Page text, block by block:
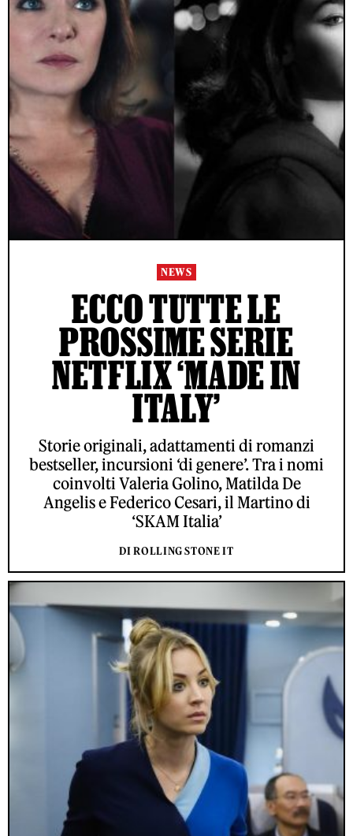
NEWS
ECCO TUTTE LE
PROSSIME SERIE
NETFLIX ‘MADE IN
ITALY’
Storie originali, adattamenti di romanzi
bestseller, incursioni ‘di genere’. Tra i nomi
coinvolti Valeria Golino, Matilda De
Angelis e Federico Cesari, il Martino di
‘SKAM Italia’
DI ROLLING STONE IT